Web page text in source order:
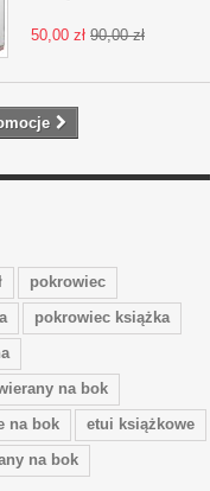
50,00 zł 90,00 zł
pokrowiec
pokrowiec książka
na bok
na bok
etui książkowe
na bok